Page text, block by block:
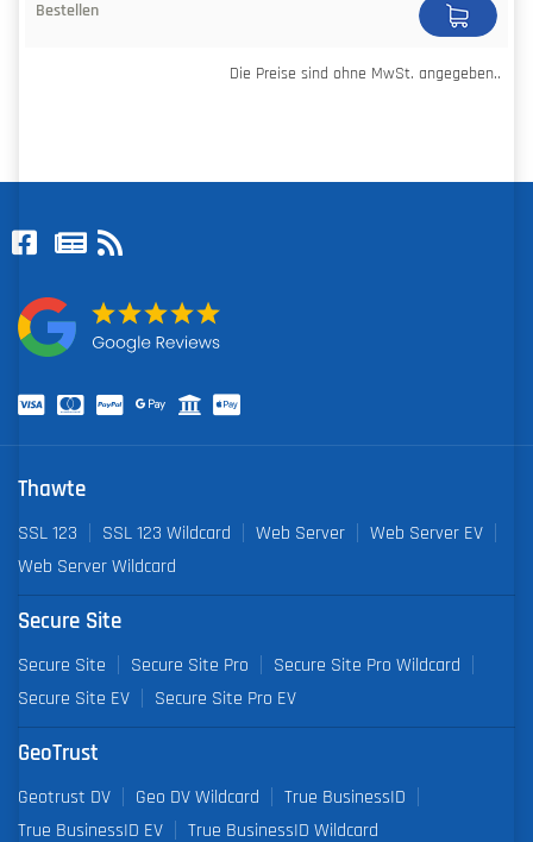
Die Preise sind ohne MwSt. angegeben..
Thawte
SSL 123 SSL 123 Wildcard Web Server
Web Server EV
Web Server Wildcard
Secure Site
Secure Site Secure Site Pro
Secure Site Pro Wildcard
Secure Site EV
Secure Site Pro EV
GeoTrust
Geotrust DV Geo DV Wildcard
True BusinessID
True BusinessID EV
True BusinessID Wildcard